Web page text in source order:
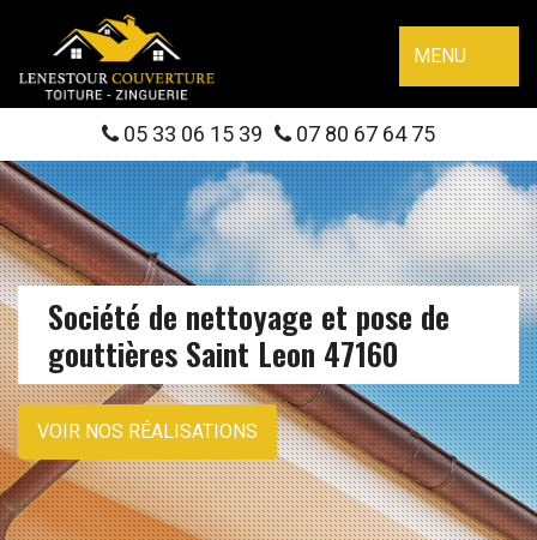
MENU
05 33 06 15 39 07 80 67 64 75
Société de nettoyage et pose de
gouttières Saint Leon 47160
VOIR NOS RÉALISATIONS